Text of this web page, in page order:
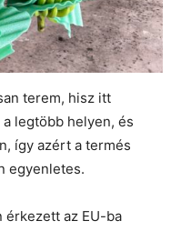
terem, hisz itt
legtöbb helyen, és
így azért a termés
egyenletes.
érkezett az EU-ba